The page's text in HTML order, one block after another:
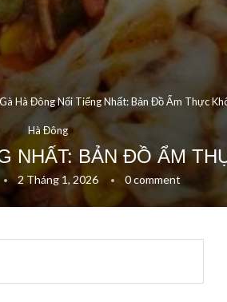
Hà Đông Nổi Tiếng Nhất: Bản Đồ Ẩm Thực
Hà Đông
NHẤT: BẢN ĐỒ ẨM
2 Tháng 1, 2026 0 comment